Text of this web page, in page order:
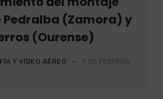
Pedralba (Zamora) y
(Ourense)
Y VÍDEO AÉREO —
9 DE FEBRERO